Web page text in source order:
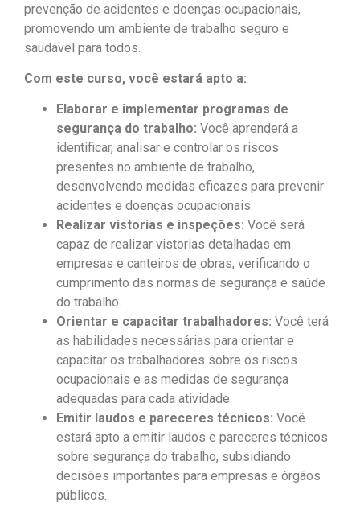
prevenção de acidentes e doenças ocupacionais,
promovendo um ambiente de trabalho seguro e
saudável para todos.
Com este curso, você estará apto a:
Elaborar e implementar programas de
segurança do trabalho: Você aprenderá a
identificar, analisar e controlar os riscos
presentes no ambiente de trabalho,
desenvolvendo medidas eficazes para prevenir
acidentes e doenças ocupacionais.
Realizar vistorias e inspeções: Você será
capaz de realizar vistorias detalhadas em
empresas e canteiros de obras, verificando o
cumprimento das normas de segurança e saúde
do trabalho.
Orientar e capacitar trabalhadores: Você terá
as habilidades necessárias para orientar e
capacitar os trabalhadores sobre os riscos
ocupacionais e as medidas de segurança
adequadas para cada atividade.
Emitir laudos e pareceres técnicos: Você
estará apto a emitir laudos e pareceres técnicos
sobre segurança do trabalho, subsidiando
decisões importantes para empresas e órgãos
públicos.